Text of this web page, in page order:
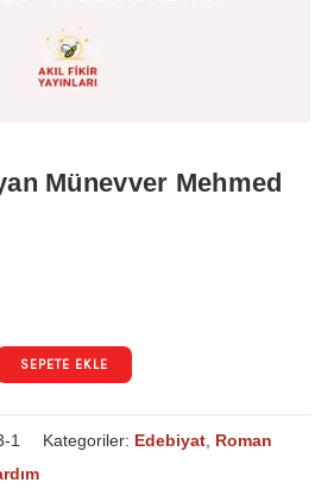
Münevver Mehmed
SEPETE EKLE
1 Kategoriler: Edebiyat Roman